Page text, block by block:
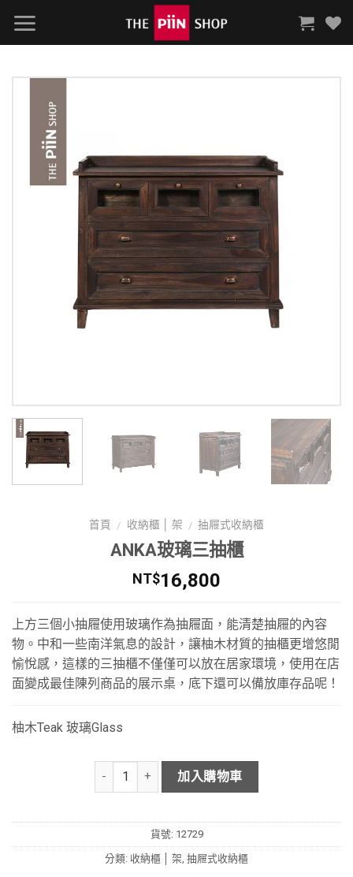
首頁 / 收納櫃 │ 架 / 抽屜式收納櫃
ANKA玻璃三抽櫃
NT$16,800
上方三個小抽屜使用玻璃作為抽屜面，能清楚抽屜的內容
物。中和一些南洋氣息的設計，讓柚木材質的抽櫃更增悠閒
愉悅感，這樣的三抽櫃不僅僅可以放在居家環境，使用在店
面變成最佳陳列商品的展示桌，底下還可以備放庫存品呢！
柚木Teak 玻璃Glass
加入購物車
貨號: 12729
分類: 收納櫃 │ 架 抽屜式收納櫃